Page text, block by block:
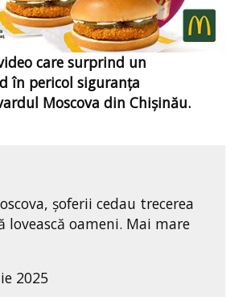
care surprind un
în pericol siguranța
Moscova din Chișinău.
șoferii cedau trecerea
oameni. Mai mare
2025